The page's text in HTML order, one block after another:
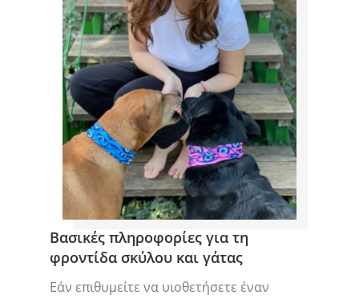
Βασικές πληροφορίες για τη
φροντίδα σκύλου και γάτας
Εάν επιθυμείτε να υιοθετήσετε έναν